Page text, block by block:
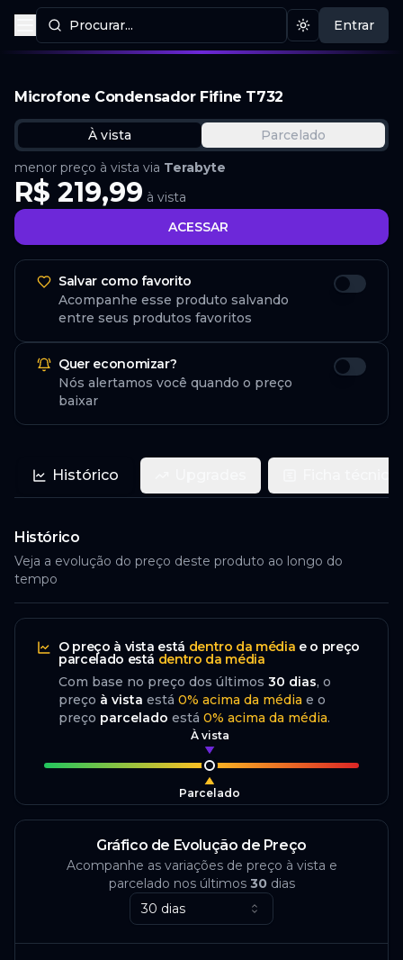
Procurar...
Procurar produtos Mudar tema
Entrar
Microfone Condensador Fifine T732
À vista
Parcelado
menor preço à vista via Terabyte
R$ 219,99 à vista
ACESSAR
Salvar como favorito
Acompanhe esse produto salvando
entre seus produtos favoritos
Quer economizar?
Nós alertamos você quando o preço
baixar
Histórico
Histórico
Veja a evolução do preço deste produto ao longo do
tempo
O preço à vista está dentro da média e o preço
parcelado está dentro da média
Com base no preço dos últimos 30 dias, o
preço à vista está 0% acima da média e o
preço parcelado está 0% acima da média.
À vista
Parcelado
Gráfico de Evolução de Preço
Acompanhe as variações de preço à vista e
parcelado nos últimos 30dias
30 dias